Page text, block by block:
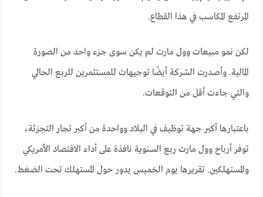
المرتفع المكاسب في هذا القطاع.
لكن نمو مبيعات وول مارت لم يكن سوى جزء واحد من الصورة
المالية. وأصدرت الشركة أيضًا توجيهات للمستثمرين للربع الحالي
والتي جاءت أقل من التوقعات.
باعتبارها أكبر جهة توظيف في البلاد وواحدة من أكبر تجار التجزئة،
توفر أرباح وول مارت ربع السنوية نافذة على أداء الاقتصاد الأمريكي
والمستهلكين. تقريرها يوم الخميس يدور حول المستهلك تحت الضغط.